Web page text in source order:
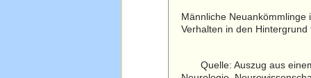
Männliche
Verhalten in den Hintergrund
Quelle: Auszug aus einem